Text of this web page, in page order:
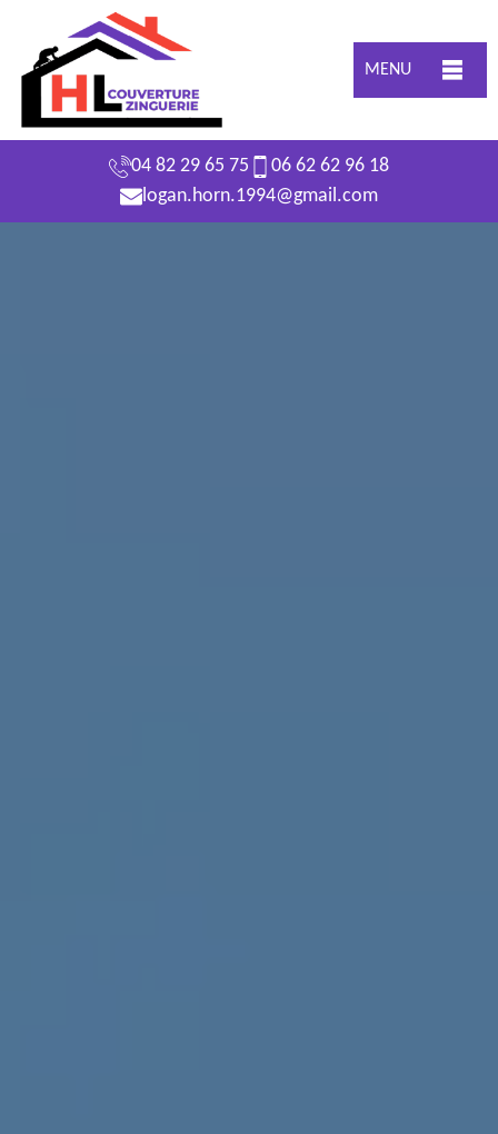
MENU
04 82 29 65 75
06 62 62 96 18
logan.horn.1994@gmail.com